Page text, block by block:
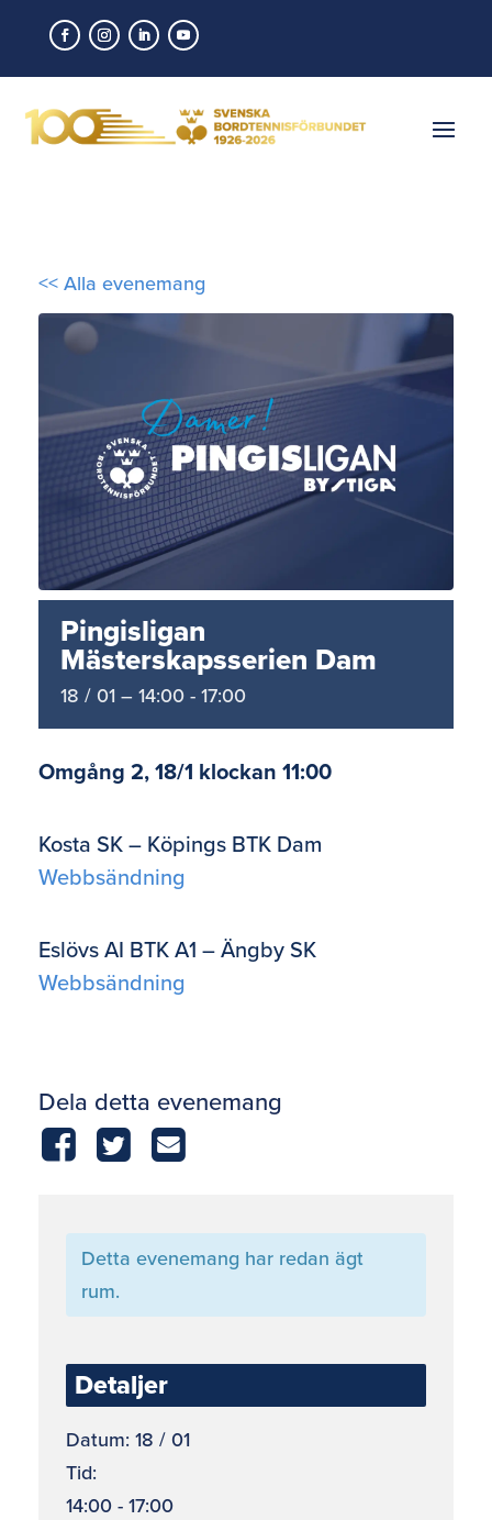
<< Alla evenemang
Pingisligan
Mästerskapsserien Dam
18 / 01 – 14:00 - 17:00
Omgång 2, 18/1 klockan 11:00
Kosta SK – Köpings BTK Dam
Webbsändning
Eslövs AI BTK A1 – Ängby SK
Webbsändning
Dela detta evenemang
Detta evenemang har redan ägt
rum.
Detaljer
Datum: 18 / 01
Tid:
14:00 - 17:00